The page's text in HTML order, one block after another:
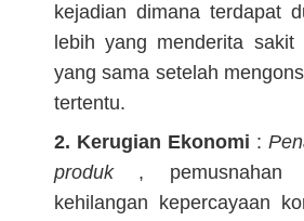
kejadian dimana terdapat
lebih yang menderita sakit
yang sama setelah
tertentu.
2. Kerugian Ekonomi :
produk , pemusnahan
kehilangan kepercayaan